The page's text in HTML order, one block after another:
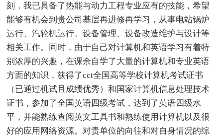
刻，我已具备了热能与动力工程专业应有的技能，希望
能够有机会到贵公司基层再进修再学习，从事电站锅炉
运行、汽轮机运行、设备管理、设备改造维护与设计等
相关工作。同时，由于自己对计算机和英语学习有着特
别浓厚的兴趣，在课余自学了大量的计算机和专业英语
方面的知识，获得了cct全国高等学校计算机考试证书
（已通过机试且成绩优秀）和国家计算机信息处理技术
证书，参加了全国英语四级考试，达到了英语四级水
平，并能熟练查阅英文工具书和熟练使用计算机以及很
好的应用网络资源。对贵单位的向往和对自身情况的综